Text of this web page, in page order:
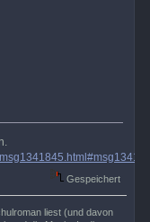
Gespeichert
liest (und davon